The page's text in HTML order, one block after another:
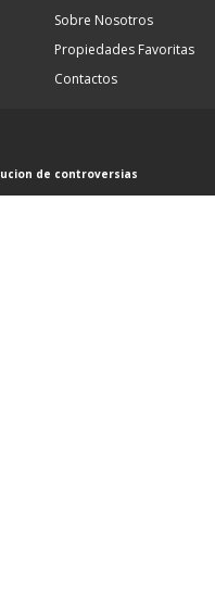
Sobre Nosotros
Propiedades Favoritas
Contactos
de controversias